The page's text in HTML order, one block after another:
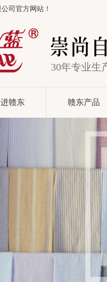
司官方网站！
30年专业生
赣东 赣东产品